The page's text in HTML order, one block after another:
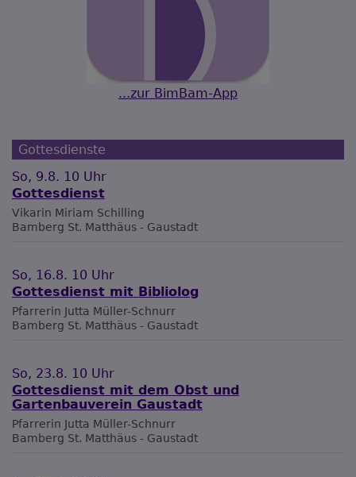
...zur BimBam-App
Gottesdienste
So, 9.8. 10 Uhr
Gottesdienst
Vikarin Miriam Schilling
Bamberg St. Matthäus - Gaustadt
So, 16.8. 10 Uhr
Gottesdienst mit Bibliolog
Pfarrerin Jutta Müller-Schnurr
Bamberg St. Matthäus - Gaustadt
So, 23.8. 10 Uhr
Gottesdienst mit dem Obst und
Gartenbauverein Gaustadt
Pfarrerin Jutta Müller-Schnurr
Bamberg St. Matthäus - Gaustadt